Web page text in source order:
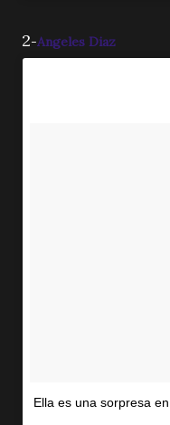
2-Angeles Diaz
Ella es una sorpresa